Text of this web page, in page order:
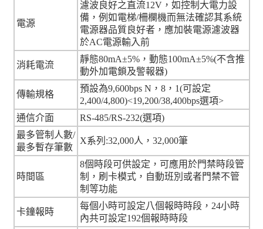
電源
濾波良好之直流12V，如控制大電力設
備，例如電梯/柵欄機而無法確認其系統
電源器品質良好者，應加裝電源濾波器
於AC電源輸入前
消耗電流
靜態80mA±5%，動態100mA±5%(不含推
動外加電鎖及警報器)
傳輸規格
預設為9,600bps N，8，1(可設定
2,400/4,800)<19,200/38,400bps選項>
通信介面
RS-485/RS-232(選項)
最多管制人數/
最多暫存筆數
X系列:32,000人，32,000筆
時間區
8個時段可供設定，可應用於門禁時段管
制，刷卡模式，自動班別或者門禁不管
制等功能
卡鐘報時
每個小時可設定八個報時時段，24小時
內共可設定192個報時時段